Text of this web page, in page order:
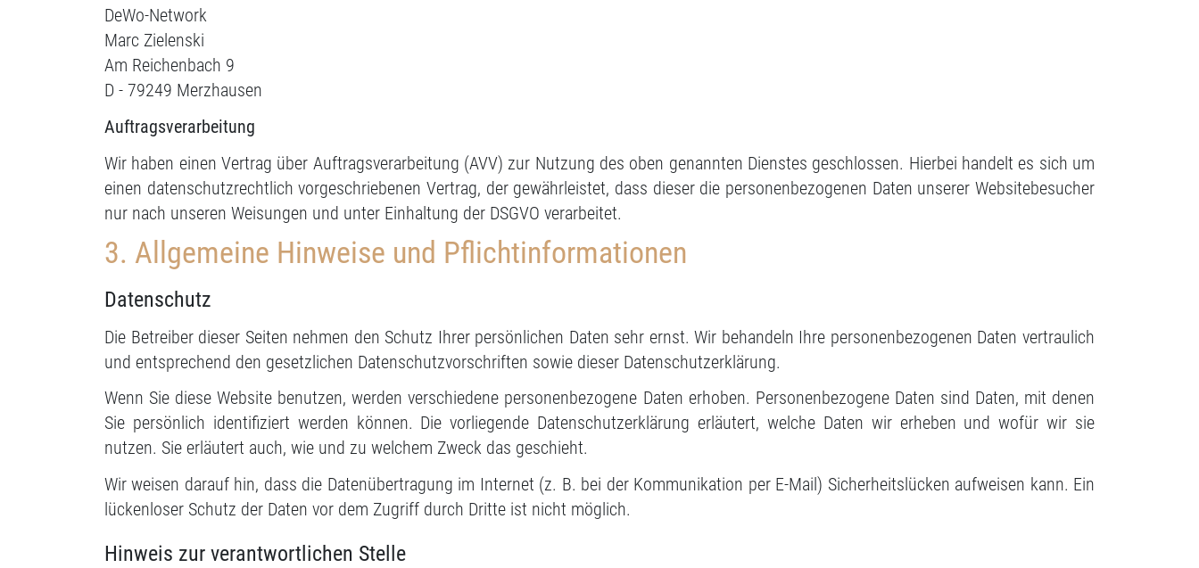
DeWo-Network
Marc Zielenski
Am Reichenbach 9
D - 79249 Merzhausen
Auftragsverarbeitung
Wir haben einen Vertrag über Auftragsverarbeitung (AVV) zur Nutzung des oben genannten Dienstes geschlossen. Hierbei handelt es sich um
einen datenschutzrechtlich vorgeschriebenen Vertrag, der gewährleistet, dass dieser die personenbezogenen Daten unserer Websitebesucher
nur nach unseren Weisungen und unter Einhaltung der DSGVO verarbeitet.
3. Allgemeine Hinweise und Pflichtinformationen
Datenschutz
Die Betreiber dieser Seiten nehmen den Schutz Ihrer persönlichen Daten sehr ernst. Wir behandeln Ihre personenbezogenen Daten vertraulich
und entsprechend den gesetzlichen Datenschutzvorschriften sowie dieser Datenschutzerklärung.
Wenn Sie diese Website benutzen, werden verschiedene personenbezogene Daten erhoben. Personenbezogene Daten sind Daten, mit denen
Sie persönlich identifiziert werden können. Die vorliegende Datenschutzerklärung erläutert, welche Daten wir erheben und wofür wir sie
nutzen. Sie erläutert auch, wie und zu welchem Zweck das geschieht.
Wir weisen darauf hin, dass die Datenübertragung im Internet (z. B. bei der Kommunikation per E-Mail) Sicherheitslücken aufweisen kann. Ein
lückenloser Schutz der Daten vor dem Zugriff durch Dritte ist nicht möglich.
Hinweis zur verantwortlichen Stelle